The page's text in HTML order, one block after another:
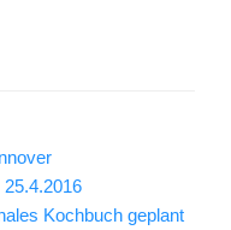
Kochbuch geplant